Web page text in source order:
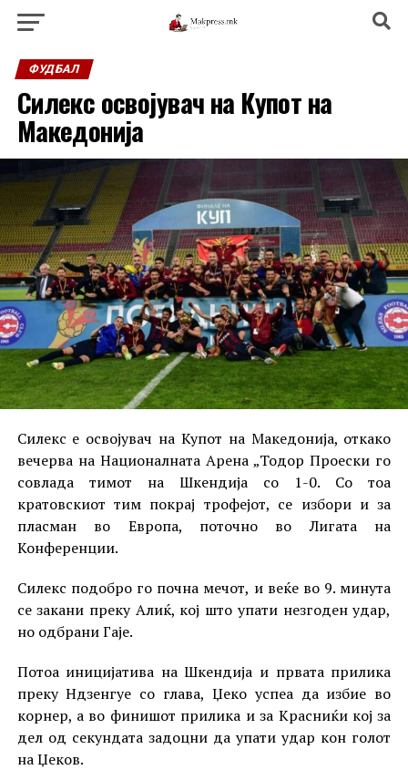
ФУДБАЛ
Силекс освојувач на Купот на
Македонија
Силекс е освојувач на Купот на Македонија, откако
вечерва на Националната Арена „Тодор Проески го
совлада тимот на Шкендија со 1-0. Со тоа
кратовскиот тим покрај трофејот, се избори и за
пласман во Европа, поточно во Лигата на
Конференции.
Силекс подобро го почна мечот, и веќе во 9. минута
се закани преку Алиќ, кој што упати незгоден удар,
но одбрани Гаје.
Потоа иницијатива на Шкендија и првата прилика
преку Ндзенгуе со глава, Џеко успеа да избие во
корнер, а во финишот прилика и за Красниќи кој за
дел од секундата задоцни да упати удар кон голот
на Џеков.